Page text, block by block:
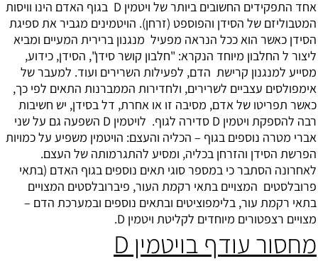
אחד התפקידים החשובים ביותר של ויטמין D בגוף האדם הינו וויסות
המטבוליזם של הסידן והפוספט (זרחן). הויטמינים מגביר את ספיגת
הסידן כאשר הוא ככל הנראה מפעיל מנגנון ברירית המעיים ומביא
ליצור ל החלבון מיוחד הנקרא: "חלבון קושר סידן", הסידן, כידוע,
מסייע למנגנון קרישת הדם, לפעילות השרירים ועוד. למעבר של
אימפולסים עצביים לשרירים, ולחדירות הממברנות התאים לפי כך,
כאשר תפריטו של אדם, מסיבה זו או אחרת, דל בסידן, יש חשיבות
רבה להספקת ויטמין D סדירה לגוף. לויטמין D השפעה גם על שני
אברי מטרה נוספים בגוף – הכליה והעצם: הויטמין משפיע על כמויות
הפרשת הסידן והזרחן בכליה, ומסיע להתגרמותה של העצם.
לאחרונה הסתבר כי במספר סוגי תאים נוספים בגוף האדם (בתאי
פרובלסטים המצויים בתאי רקמת העור, פיברובלסטים המצויים
בתאי רקמת עור, בלימפוציטים ובתאים נוספים ובמערכת הדם –
מצויים רצפטורים מיוחדים לקליטת ויטמין D.
מחסור עודף בויטמין D